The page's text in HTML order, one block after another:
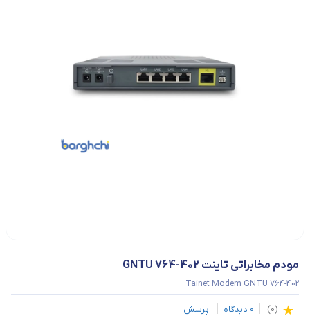
مودم مخابراتی تاینت GNTU 764-402
Tainet Modem GNTU 764-402
(
0
)
0 دیدگاه پرسش